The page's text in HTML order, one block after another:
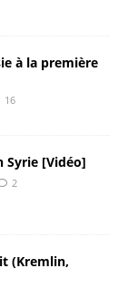
à la première
16
Syrie [Vidéo]
2
(Kremlin,